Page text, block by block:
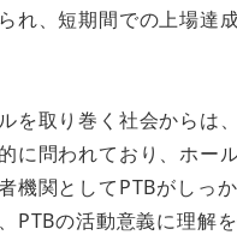
れ、短期間での上場達
を取り巻く社会からは
に問われており、ホー
機関としてPTBがしっ
PTBの活動意義に理解を